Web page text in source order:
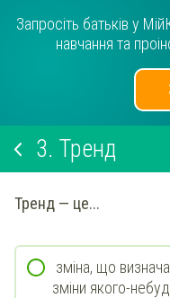
Запросіть батьків у
навчання та
3. Тренд
Тренд — це...
зміна, що
зміни якого-